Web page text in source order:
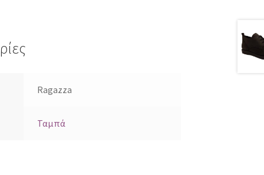
Ragazza
Ταμπά